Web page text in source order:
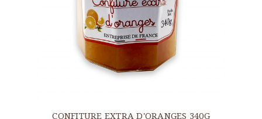
CONFITURE EXTRA D'ORANGES 340G